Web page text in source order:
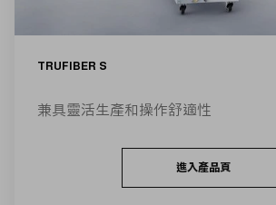
TRUFIBER S
兼具靈活生產和操作舒適性
進入產品頁